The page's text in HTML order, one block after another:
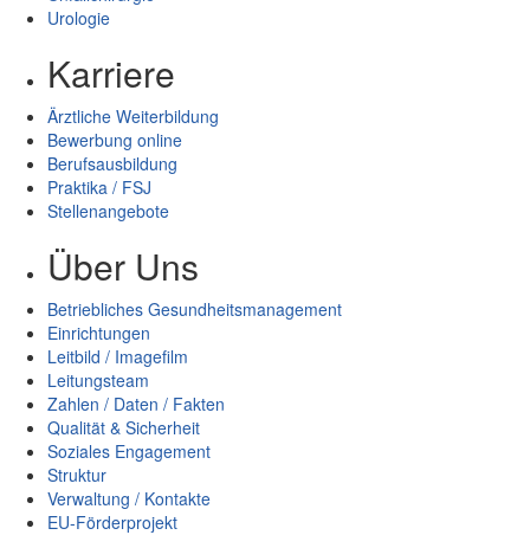
Urologie
Karriere
Ärztliche Weiterbildung
Bewerbung online
Berufsausbildung
Praktika / FSJ
Stellenangebote
Über Uns
Betriebliches Gesundheitsmanagement
Einrichtungen
Leitbild / Imagefilm
Leitungsteam
Zahlen / Daten / Fakten
Qualität & Sicherheit
Soziales Engagement
Struktur
Verwaltung / Kontakte
EU-Förderprojekt